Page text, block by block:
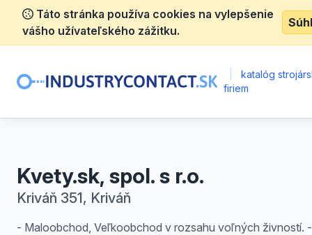
Táto stránka používa cookies na vylepšenie
vášho užívateľského zážitku.
katalóg
firiem
Kvety.sk, spol. s r.o.
Kriváň 351, Kriváň
- Maloobchod, Veľkoobchod v rozsahu voľných živností. -